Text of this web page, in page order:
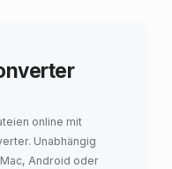
online mit
Unabhängig
Android oder